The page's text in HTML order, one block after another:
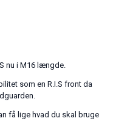
nu i M16 længde.
som en R.I.S front da
få lige hvad du skal bruge